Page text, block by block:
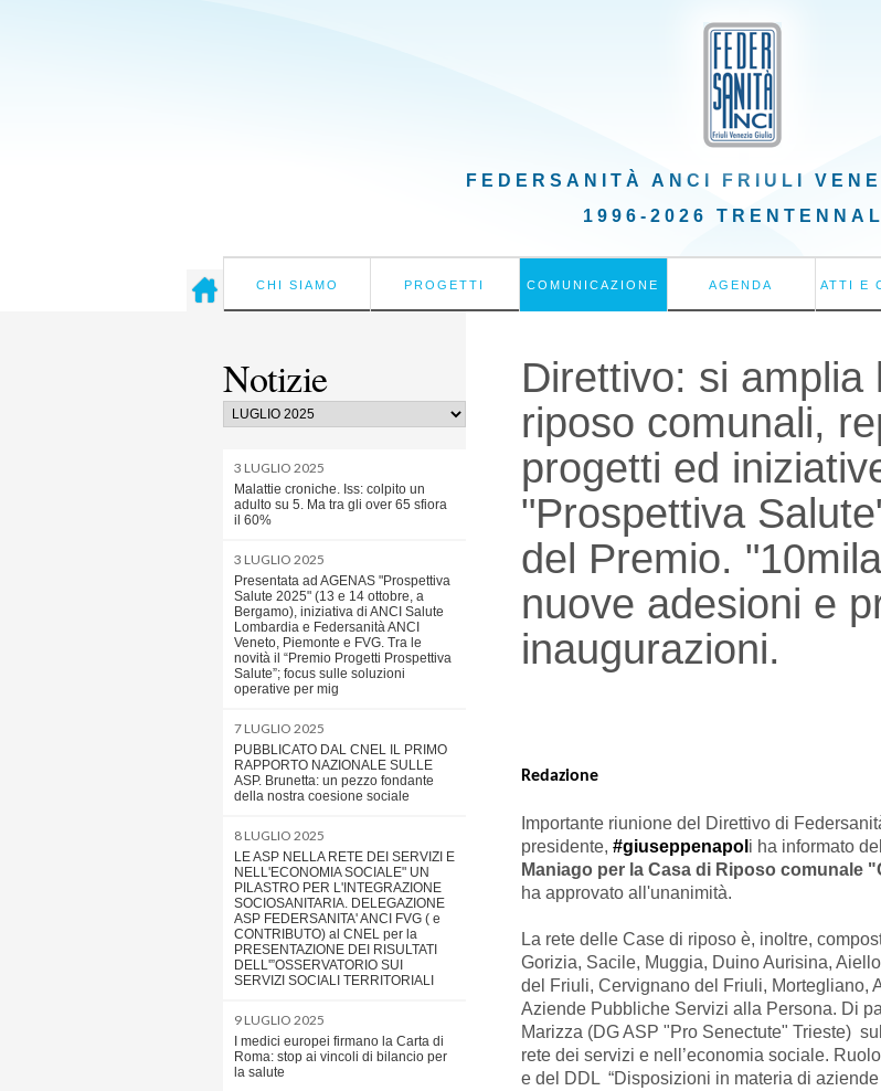
FEDERSANITÀ ANCI FRIULI
1996-2026
CHI SIAMO PROGETTI COMUNICAZIONE AGENDA ATTI E
Notizie
3 LUGLIO 2025
Malattie croniche. Iss: colpito un
adulto su 5. Ma tra gli over 65 sfiora
il 60%
3 LUGLIO 2025
Presentata ad AGENAS "Prospettiva
Salute 2025" (13 e 14 ottobre, a
Bergamo), iniziativa di ANCI Salute
Lombardia e Federsanità ANCI
Veneto, Piemonte e FVG. Tra le
novità il “Premio Progetti Prospettiva
Salute”; focus sulle soluzioni
operative per mig
7 LUGLIO 2025
PUBBLICATO DAL CNEL IL PRIMO
RAPPORTO NAZIONALE SULLE
ASP. Brunetta: un pezzo fondante
della nostra coesione sociale
8 LUGLIO 2025
LE ASP NELLA RETE DEI SERVIZI E
NELL'ECONOMIA SOCIALE" UN
PILASTRO PER L'INTEGRAZIONE
SOCIOSANITARIA. DELEGAZIONE
ASP FEDERSANITA' ANCI FVG ( e
CONTRIBUTO) al CNEL per la
PRESENTAZIONE DEI RISULTATI
DELL'”OSSERVATORIO SUI
SERVIZI SOCIALI TERRITORIALI
9 LUGLIO 2025
I medici europei firmano la Carta di
Roma: stop ai vincoli di bilancio per
la salute
Direttivo: si
riposo comunali,
progetti ed
"Prospettiva
del Premio.
nuove adesioni e
inaugurazioni.
Redazione
Importante riunione del Direttivo di
presidente, #giuseppenapol i ha informato
Maniago per la Casa di Riposo comunale
ha approvato all'unanimità.
La rete delle Case di riposo è, inoltre,
Gorizia, Sacile, Muggia, Duino Aurisina,
del Friuli, Cervignano del Friuli, Mortegliano,
Aziende Pubbliche Servizi alla Persona. Di
Marizza (DG ASP "Pro Senectute" Trieste)
rete dei servizi e nell’economia sociale.
e del DDL “Disposizioni in materia di